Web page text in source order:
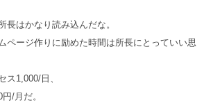
はかなり読み込んだな。
ページ作りに励めた時間は所長にとっていい思
ス1,000/日、
/月だ。